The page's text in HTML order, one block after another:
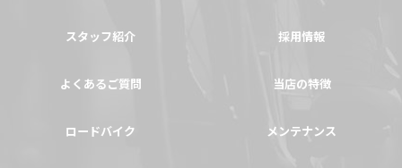
スタッフ紹介 採用情報
よくあるご質問 当店の特徴
ロードバイク メンテナンス